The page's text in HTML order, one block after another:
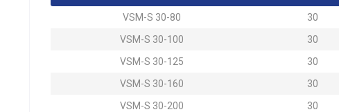
VSM-S 30-80 30
VSM-S 30-100
30
VSM-S 30-125
30
VSM-S 30-160
30
VSM-S 30-200
30